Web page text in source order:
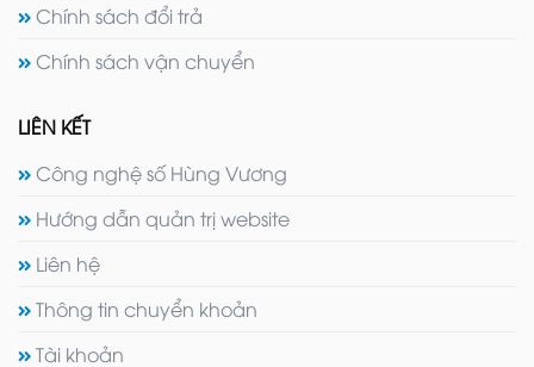
Chính sách đổi trả
Chính sách vận chuyển
LIÊN KẾT
Công nghệ số Hùng Vương
Hướng dẫn quản trị website
Liên hệ
Thông tin chuyển khoản
Tài khoản